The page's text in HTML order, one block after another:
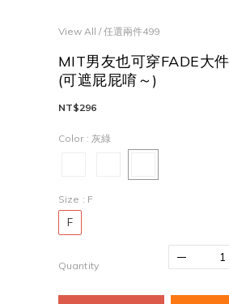
View All /任選兩件499
MIT男友也可穿FADE大
(可遮屁屁唷～)
NT$296
Color : 灰綠
Size : F
F
Quantity